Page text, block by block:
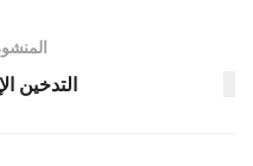
التدخين